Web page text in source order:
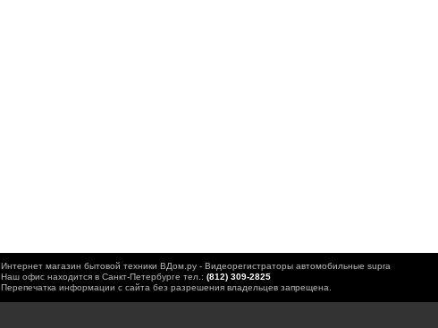
Интернет магазин бытовой техники ВДом.ру - Видеорегистраторы автомобильные supra
Наш офис находится в Санкт-Петербурге тел.: (812) 309-2825
Перепечатка информации с сайта без разрешения владельцев запрещена.